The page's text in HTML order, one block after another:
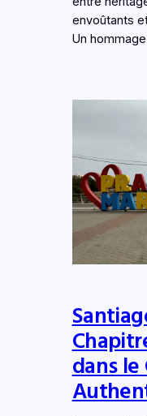
envoûtants
Un
dans le